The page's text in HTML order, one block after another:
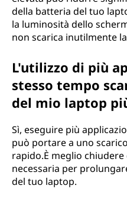
della batteria del tuo
la luminosità dello
non scarica inutilmente
L'utilizzo di più
stesso tempo
del mio laptop
Sì, eseguire più
può portare a uno
rapido.È meglio
necessaria per
del tuo laptop.